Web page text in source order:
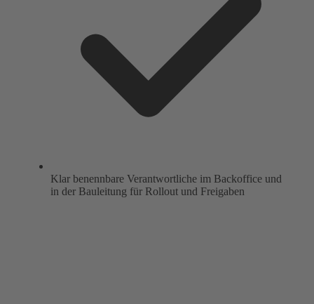
Klar benennbare Verantwortliche im Backoffice und
in der Bauleitung für Rollout und Freigaben